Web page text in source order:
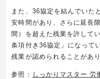
また、 36協定を結んでいた
安時間があり、さらに延長
間）を超えた残業を許して
条項付き 36協定」になって
残業が認められることがあり
参照： しっかりマスター 労